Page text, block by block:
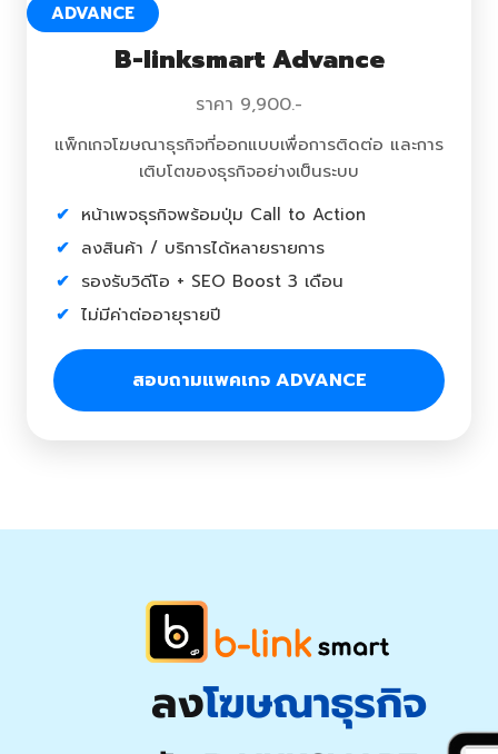
ADVANCE
B-linksmart Advance
ราคา 9,900.-
แพ็กเกจโฆษณาธุรกิจที่ออกแบบเพื่อการติดต่อ และการ
เติบโตของธุรกิจอย่างเป็นระบบ
หน้าเพจธุรกิจพร้อมปุ่ม Call to Action
ลงสินค้า / บริการได้หลายรายการ
รองรับวิดีโอ + SEO Boost 3 เดือน
ไม่มีค่าต่ออายุรายปี
สอบถามแพคเกจ ADVANCE